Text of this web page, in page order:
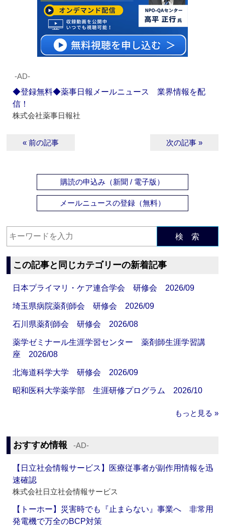
‐AD‐
◆登録無料◆薬事日報メールニュース 業界情報を配
信！
株式会社薬事日報社
« 前の記事 次の記事 »
購読の申込み（新聞 / 電子版）
メールニュースの登録（無料）
検 索
この記事と同じカテゴリーの新着記事
日本プライマリ・ケア連合学会 研修会 2026/09
埼玉県病院薬剤師会 研修会 2026/09
石川県薬剤師会 研修会 2026/08
薬学ゼミナール生涯学習センター 薬剤師生涯学習講
座 2026/08
北海道科学大学 研修会 2026/09
昭和医科大学薬学部 生涯研修プログラム 2026/10
もっと見る »
おすすめ情報 ‐AD‐
【日立社会情報サービス】医療従事者が副作用情報を迅
速確認
株式会社日立社会情報サービス
【トーホー】災害時でも『止まらない』事業へ 非常用
発電機で万全のBCP対策